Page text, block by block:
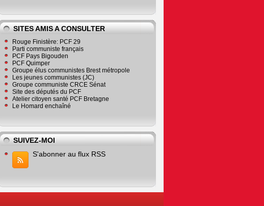
SITES AMIS A CONSULTER
Rouge Finistère: PCF 29
Parti communiste français
PCF Pays Bigouden
PCF Quimper
Groupe élus communistes Brest métropole
Les jeunes communistes (JC)
Groupe communiste CRCE Sénat
Site des députés du PCF
Atelier citoyen santé PCF Bretagne
Le Homard enchaîné
SUIVEZ-MOI
S'abonner au flux RSS